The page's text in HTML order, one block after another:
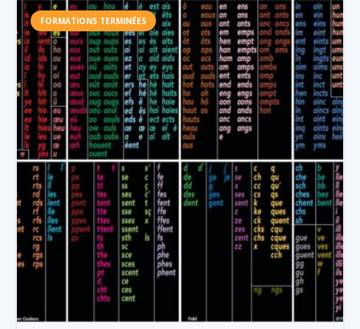
FORMATIONS TERMINÉES